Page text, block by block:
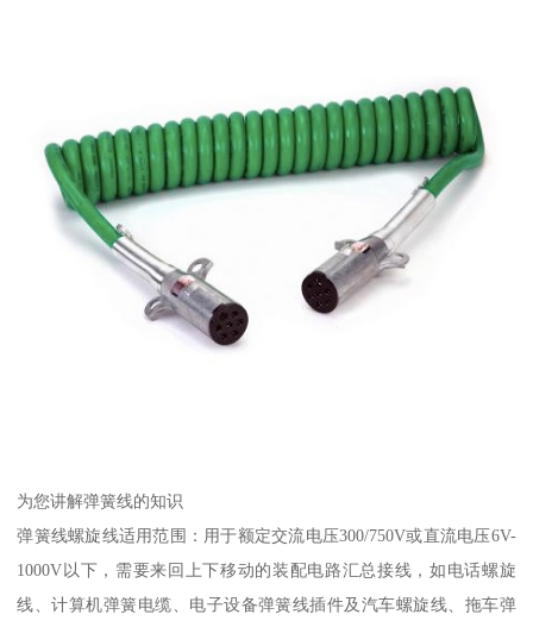
为您讲解弹簧线的知识
弹簧线螺旋线适用范围：用于额定交流电压300/750V或直流电压6V-
1000V以下，需要来回上下移动的装配电路汇总接线，如电话螺旋
线、计算机弹簧电缆、电子设备弹簧线插件及汽车螺旋线、拖车弹